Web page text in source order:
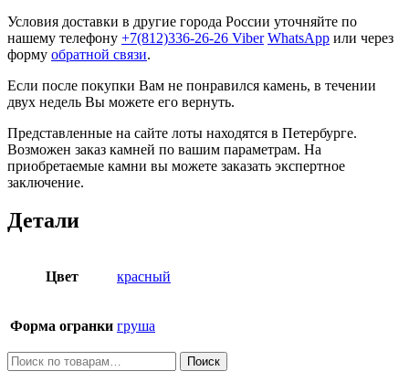
Условия доставки в другие города России уточняйте по
нашему телефону +7(812)336-26-26 Viber WhatsApp или через
форму обратной связи.
Если после покупки Вам не понравился камень, в течении
двух недель Вы можете его вернуть.
Представленные на сайте лоты находятся в Петербурге.
Возможен заказ камней по вашим параметрам. На
приобретаемые камни вы можете заказать экспертное
заключение.
Детали
Цвет красный
Форма огранки груша
Искать: Поиск